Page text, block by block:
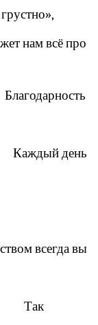
грустно»,
про
нежные,
добрые,
вы
назад.